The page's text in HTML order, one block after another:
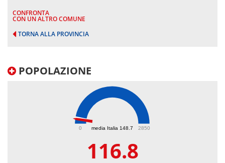
CONFRONTA
CON UN ALTRO COMUNE
TORNA ALLA PROVINCIA
POPOLAZIONE
media Italia 148.7
0 2850
116.8